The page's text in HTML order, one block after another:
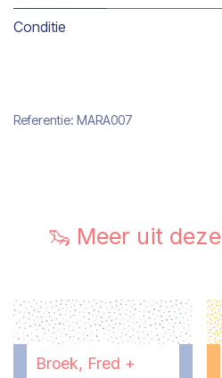
Conditie
Referentie: MARA007
🦦 Meer uit
Broek, Fred +